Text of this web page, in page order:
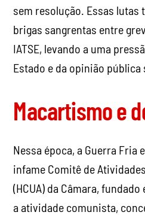
Macartismo e
Nessa época, a Guerra Fria
(HCUA) da Câmara, fundado
Hollywood. Embora o boom
a anos de colaboração de
tivesse desmoralizado os
classe nas fileiras do